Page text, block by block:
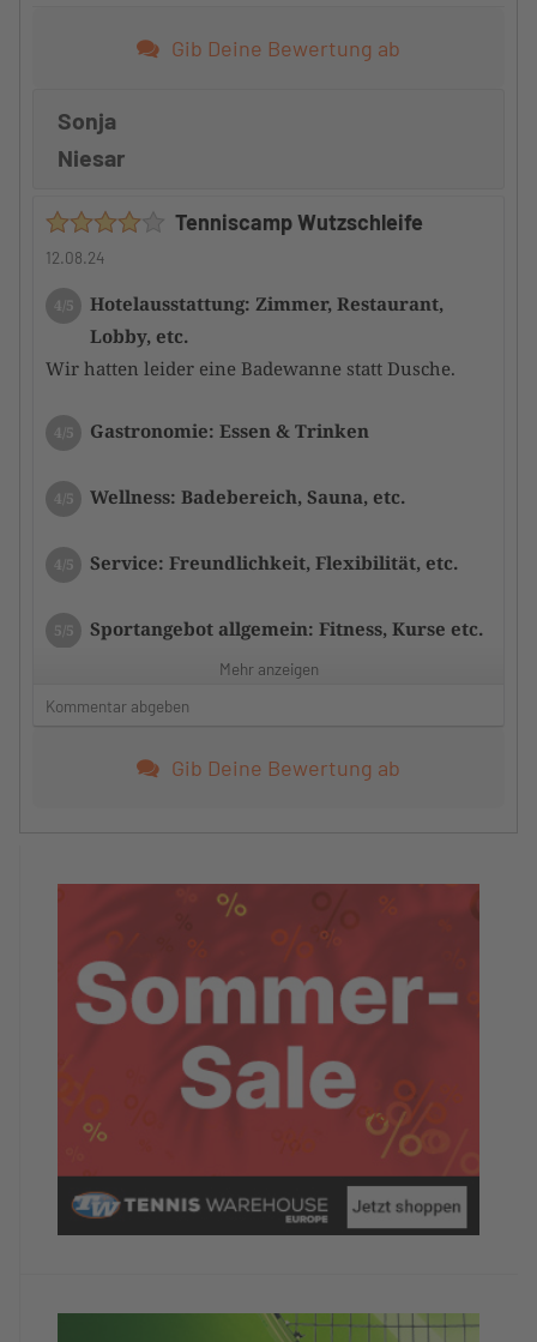
Gib Deine Bewertung ab
Sonja
Niesar
Tenniscamp Wutzschleife
12.08.24
4/5
Hotelausstattung: Zimmer, Restaurant,
Lobby, etc.
Wir hatten leider eine Badewanne statt Dusche.
4/5 Gastronomie: Essen & Trinken
4/5 Wellness: Badebereich, Sauna, etc.
4/5 Service: Freundlichkeit, Flexibilität, etc.
5/5 Sportangebot allgemein: Fitness, Kurse etc.
4/5 Zustand der Tennisplätze/Anlage
Zufriedenheit mit dem Tennistraining
5/5
Zufriedenheit mit dem Trainerteam
Monika hat ein super Training gemacht.
Würdest du das Hotel/Camp anderen
TennisTravellern weiterempfehlen?
Dein abschließender Kommentar
Insgesamt hat mir die Woche sehr viel Spass
gemacht und ich werde bei Gelegenheit zur
Wiederholungstäterin
TennisTraveller-News.
Mehr anzeigen
Kommentar abgeben
Gib Deine Bewertung ab